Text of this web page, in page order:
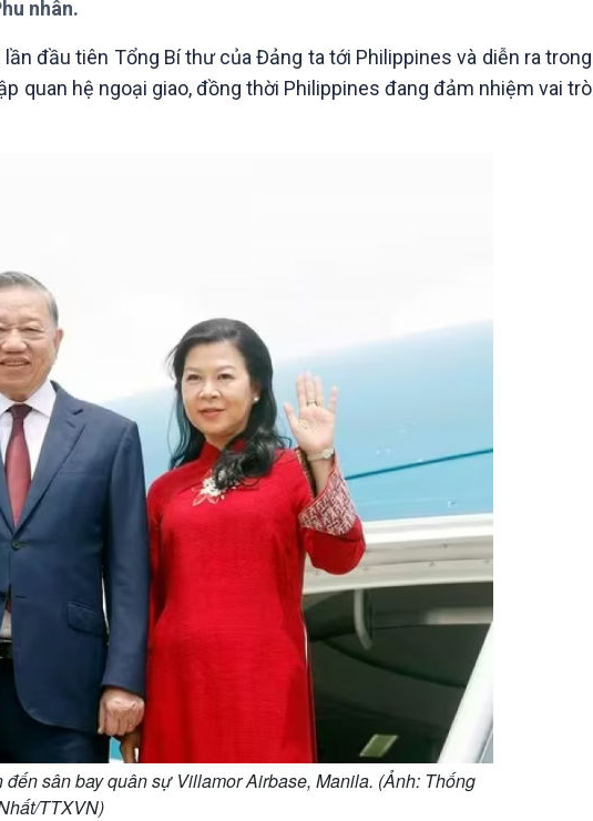
Chát với người nổi tiếng
E-Magazine
nhân.
đầu tiên Tổng Bí thư của Đảng ta tới Philippines và diễn ra trong
quan hệ ngoại giao, đồng thời Philippines đang đảm nhiệm vai trò
sân bay quân sự Villamor Airbase, Manila. (Ảnh: Thống
TTXVN)